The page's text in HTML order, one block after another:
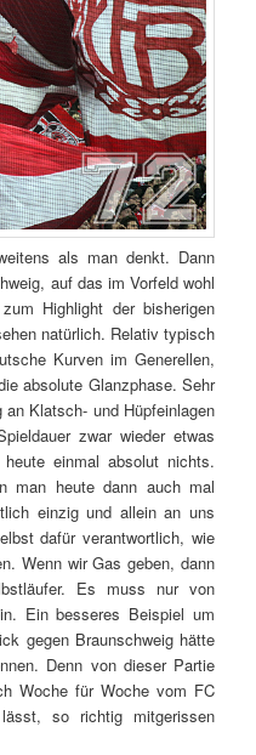
als man denkt. Dann
auf das im Vorfeld wohl
Highlight der bisherigen
natürlich. Relativ typisch
Kurven im Generellen,
absolute Glanzphase. Sehr
Klatsch- und Hüpfeinlagen
zwar wieder etwas
einmal absolut nichts.
man heute dann auch mal
einzig und allein an uns
dafür verantwortlich, wie
Wenn wir Gas geben, dann
Es muss nur von
Ein besseres Beispiel um
gegen Braunschweig hätte
Denn von dieser Partie
Woche für Woche vom FC
so richtig mitgerissen